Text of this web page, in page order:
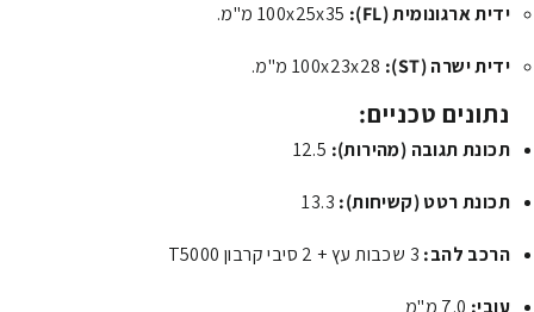
ידית ארגונומית (FL):
ידית ישרה (ST):
נתונים טכניים:
תכונת תגובה (מהירות):
תכונת רטט (קשיחות):
הרכב להב:
עובי: